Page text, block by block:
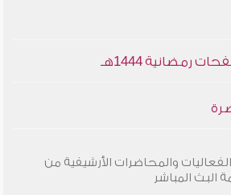
رمضانية 1444هـ
والمحاضرات الأرشيفية من
البث المباشر